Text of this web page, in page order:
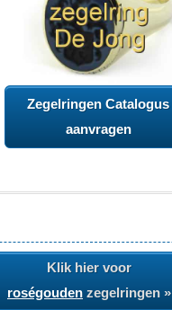
Zegelringen Catalogus
aanvragen
Klik hier voor
roségouden zegelringen »